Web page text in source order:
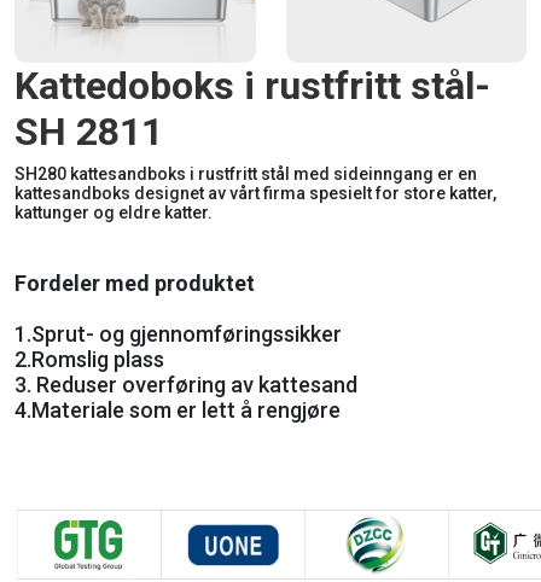
Kattedoboks i rustfritt stål-
SH 2811
SH280 kattesandboks i rustfritt stål med sideinngang er en
kattesandboks designet av vårt firma spesielt for store katter,
kattunger og eldre katter.
Fordeler med produktet
1.Sprut- og gjennomføringssikker
2.Romslig plass
3. Reduser overføring av kattesand
4.Materiale som er lett å rengjøre